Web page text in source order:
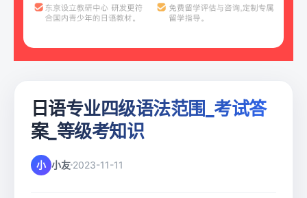
日语专业四级语法范围_考试答
案_等级考知识
小 小友 2023-11-11